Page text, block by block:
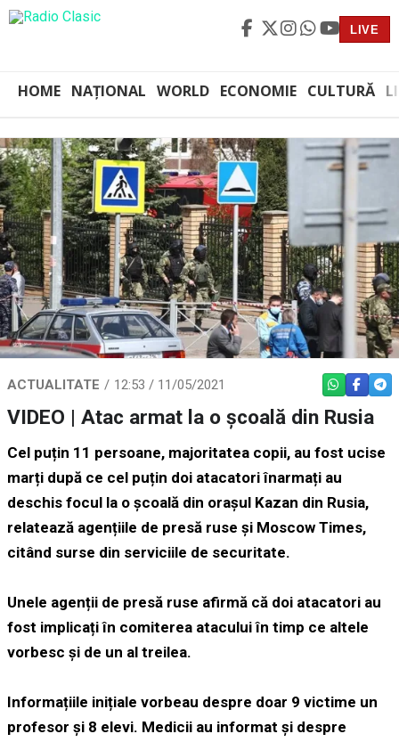
LIVE
HOME NAȚIONAL WORLD ECONOMIE CULTURĂ
ACTUALITATE 12:53 / 11/05/2021 WHATSAPP
VIDEO | Atac armat la o școală din Rusia
Cel puțin 11 persoane, majoritatea copii, au fost ucise
marți după ce cel puțin doi atacatori înarmați au
deschis focul la o școală din orașul Kazan din Rusia,
relatează agențiile de presă ruse și Moscow Times,
citând surse din serviciile de securitate.
Unele agenții de presă ruse afirmă că doi atacatori au
fost implicați în comiterea atacului în timp ce altele
vorbesc și de un al treilea.
Informațiile inițiale vorbeau despre doar 9 victime un
profesor și 8 elevi. Medicii au informat și despre